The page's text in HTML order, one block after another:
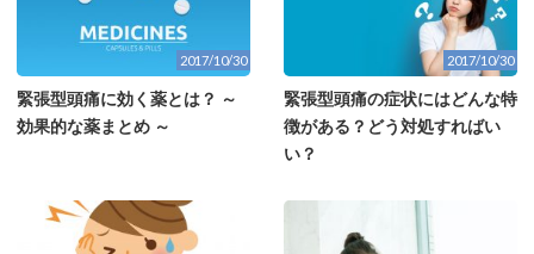
2017/10/30
緊張型頭痛に効く薬とは？ ～
効果的な薬まとめ ～
2017/10/30
緊張型頭痛の症状にはどんな特
徴がある？どう対処すればい
い？